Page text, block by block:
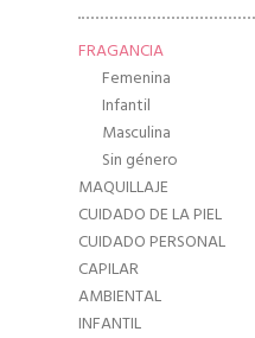
FRAGANCIA
Femenina
Infantil
Masculina
Sin género
MAQUILLAJE
CUIDADO DE LA PIEL
CUIDADO PERSONAL
CAPILAR
AMBIENTAL
INFANTIL